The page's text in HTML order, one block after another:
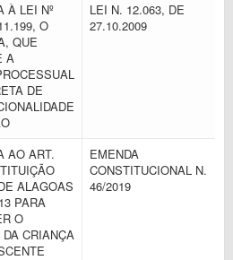
À LEI Nº
O
QUE
A
DE
LEI N. 12.063, DE
27.10.2009
AO ART.
ALAGOAS
PARA
O
CRIANÇA
EMENDA
CONSTITUCIONAL N.
46/2019